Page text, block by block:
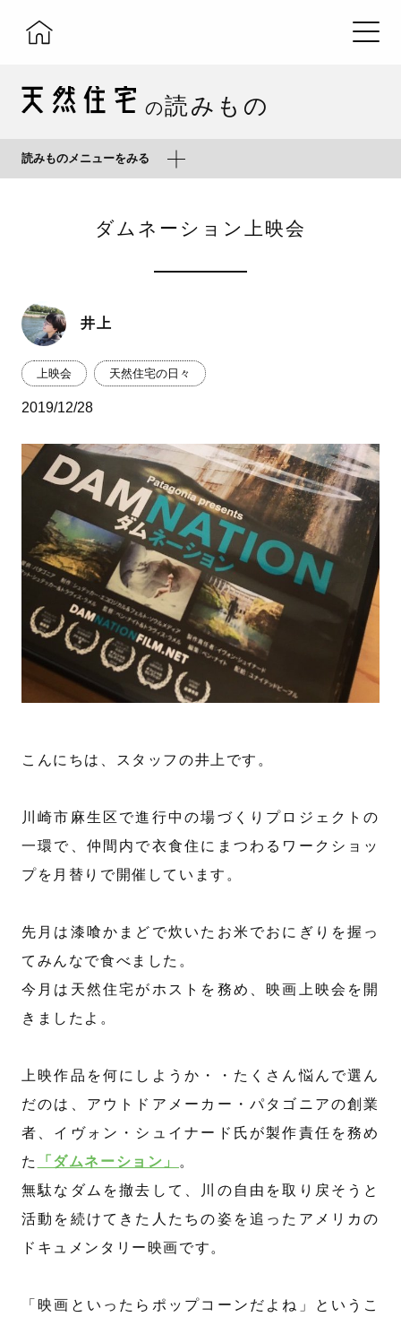
の読みもの
読みものメニューをみる
ダムネーション上映会
井上
上映会 天然住宅の日々
2019/12/28
こんにちは、スタッフの井上です。
川崎市麻生区で進行中の場づくりプロジェクトの
一環で、仲間内で衣食住にまつわるワークショッ
プを月替りで開催しています。
先月は漆喰かまどで炊いたお米でおにぎりを握っ
てみんなで食べました。
今月は天然住宅がホストを務め、映画上映会を開
きましたよ。
上映作品を何にしようか・・たくさん悩んで選ん
だのは、アウトドアメーカー・パタゴニアの創業
者、イヴォン・シュイナード氏が製作責任を務め
た
「ダムネーション」
。
無駄なダムを撤去して、川の自由を取り戻そうと
活動を続けてきた人たちの姿を追ったアメリカの
ドキュメンタリー映画です。
「映画といったらポップコーンだよね」というこ